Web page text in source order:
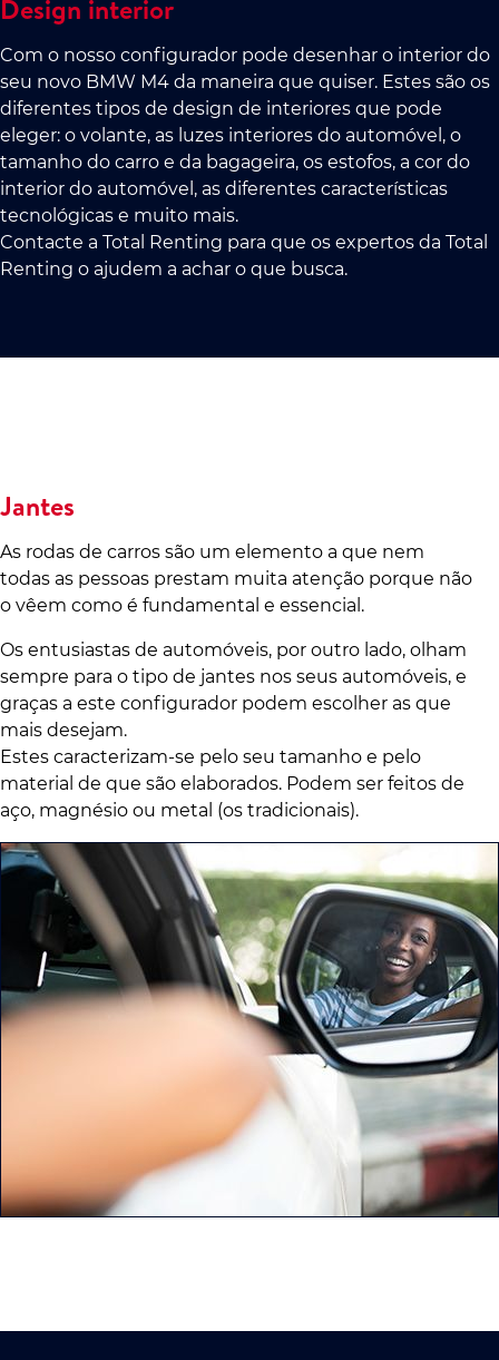
Design interior
Com o nosso configurador pode desenhar o interior do
seu novo BMW M4 da maneira que quiser. Estes são os
diferentes tipos de design de interiores que pode
eleger: o volante, as luzes interiores do automóvel, o
tamanho do carro e da bagageira, os estofos, a cor do
interior do automóvel, as diferentes características
tecnológicas e muito mais.
Contacte a Total Renting para que os expertos da Total
Renting o ajudem a achar o que busca.
Jantes
As rodas de carros são um elemento a que nem
todas as pessoas prestam muita atenção porque não
o vêem como é fundamental e essencial.
Os entusiastas de automóveis, por outro lado, olham
sempre para o tipo de jantes nos seus automóveis, e
graças a este configurador podem escolher as que
mais desejam.
Estes caracterizam-se pelo seu tamanho e pelo
material de que são elaborados. Podem ser feitos de
aço, magnésio ou metal (os tradicionais).